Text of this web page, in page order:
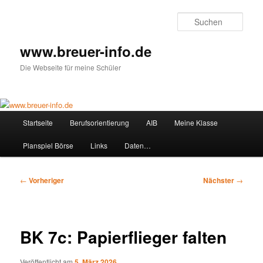
www.breuer-info.de
Die Webseite für meine Schüler
Startseite Berufsorientierung AIB Meine Klasse
Planspiel Börse Links Daten…
Beitragsnavigation
← Vorheriger Nächster →
BK 7c: Papierflieger falten